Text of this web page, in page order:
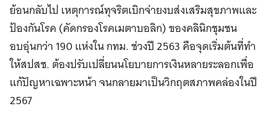
ย้อนกลับไป เหตุการณ์ทุจริตเบิกจ่ายงบส่งเสริมสุขภาพและ
ป้องกันโรค (คัดกรองโรคเมตาบอลิก) ของคลินิกชุมชน
อบอุ่นกว่า 190 แห่งใน กทม. ช่วงปี 2563 คือจุดเริ่มต้นที่ทำ
ให้สปสช. ต้องปรับเปลี่ยนนโยบายการเงินหลายระลอกเพื่อ
แก้ปัญหาเฉพาะหน้า จนกลายมาเป็นวิกฤตสภาพคล่องในปี
2567